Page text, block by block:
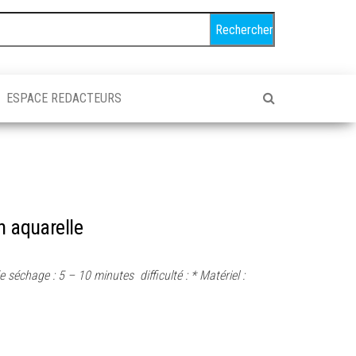
ESPACE REDACTEURS
aquarelle
: 5 – 10 minutes difficulté : * Matériel :